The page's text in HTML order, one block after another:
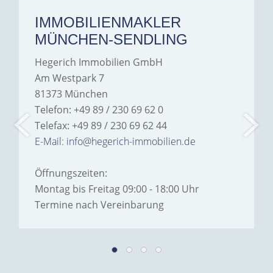
IMMOBILIENMAKLER
MÜNCHEN-SENDLING
Hegerich Immobilien GmbH
Am Westpark 7
81373 München
Telefon: +49 89 / 230 69 62 0
Telefax: +49 89 / 230 69 62 44
E-Mail: info@hegerich-immobilien.de
Öffnungszeiten:
Montag bis Freitag 09:00 - 18:00 Uhr
Termine nach Vereinbarung